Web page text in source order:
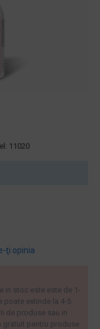
11020
ţi opinia
in stoc este este de 1-
poate extinde la 4-5
de produse sau in
gratuit pentru produse